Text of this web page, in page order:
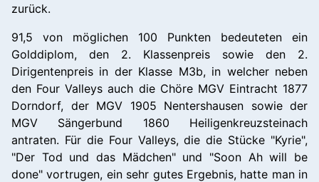
zurück.
91,5 von möglichen 100 Punkten bedeuteten ein
Golddiplom, den 2. Klassenpreis sowie den 2.
Dirigentenpreis in der Klasse M3b, in welcher neben
den Four Valleys auch die Chöre MGV Eintracht 1877
Dorndorf, der MGV 1905 Nentershausen sowie der
MGV Sängerbund 1860 Heiligenkreuzsteinach
antraten. Für die Four Valleys, die die Stücke "Kyrie",
"Der Tod und das Mädchen" und "Soon Ah will be
done" vortrugen, ein sehr gutes Ergebnis, hatte man in